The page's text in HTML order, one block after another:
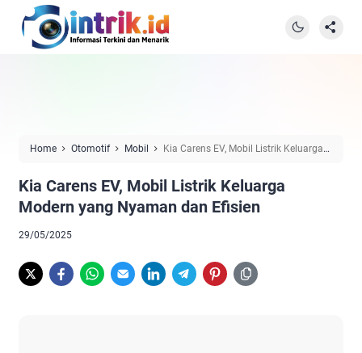
Home Otomotif Mobil
Kia Carens EV, Mobil Listrik Keluarga
Kia Carens EV, Mobil Listrik Keluarga
Modern yang Nyaman dan Efisien
29/05/2025